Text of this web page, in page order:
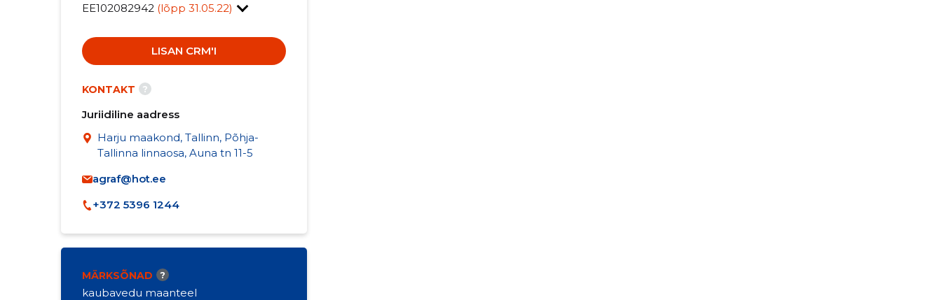
EE102082942 (lõpp 31.05.22)
LISAN CRM'I
KONTAKT ?
Juriidiline aadress
Harju maakond, Tallinn, Põhja-
Tallinna linnaosa, Auna tn 11-5
agraf@hot.ee
+372 5396 1244
MÄRKSÕNAD ?
kaubavedu maanteel